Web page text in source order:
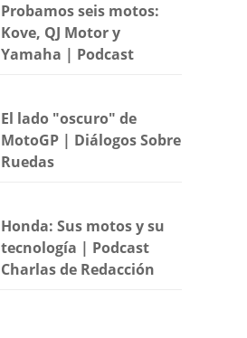
Probamos seis motos:
Kove, QJ Motor y
Yamaha | Podcast
El lado "oscuro" de
MotoGP | Diálogos Sobre
Ruedas
Honda: Sus motos y su
tecnología | Podcast
Charlas de Redacción